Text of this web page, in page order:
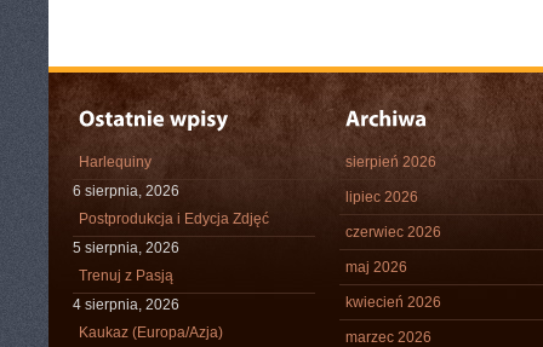
Harlequiny
6 sierpnia, 2026
Postprodukcja i Edycja Zdjęć
5 sierpnia, 2026
Trenuj z Pasją
4 sierpnia, 2026
Kaukaz (Europa/Azja)
sierpień 2026
lipiec 2026
czerwiec 2026
maj 2026
kwiecień 2026
marzec 2026